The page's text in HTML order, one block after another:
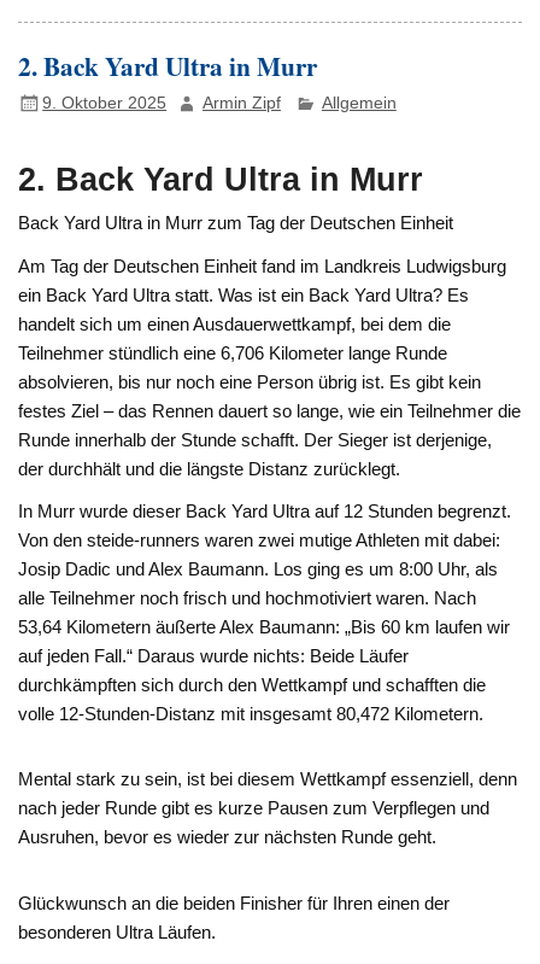
2. Back Yard Ultra in Murr
9. Oktober 2025 Armin Zipf Allgemein
2. Back Yard Ultra in Murr
Back Yard Ultra in Murr zum Tag der Deutschen Einheit
Am Tag der Deutschen Einheit fand im Landkreis Ludwigsburg
ein Back Yard Ultra statt. Was ist ein Back Yard Ultra? Es
handelt sich um einen Ausdauerwettkampf, bei dem die
Teilnehmer stündlich eine 6,706 Kilometer lange Runde
absolvieren, bis nur noch eine Person übrig ist. Es gibt kein
festes Ziel – das Rennen dauert so lange, wie ein Teilnehmer die
Runde innerhalb der Stunde schafft. Der Sieger ist derjenige,
der durchhält und die längste Distanz zurücklegt.
In Murr wurde dieser Back Yard Ultra auf 12 Stunden begrenzt.
Von den steide-runners waren zwei mutige Athleten mit dabei:
Josip Dadic und Alex Baumann. Los ging es um 8:00 Uhr, als
alle Teilnehmer noch frisch und hochmotiviert waren. Nach
53,64 Kilometern äußerte Alex Baumann: „Bis 60 km laufen wir
auf jeden Fall.“ Daraus wurde nichts: Beide Läufer
durchkämpften sich durch den Wettkampf und schafften die
volle 12-Stunden-Distanz mit insgesamt 80,472 Kilometern.
Mental stark zu sein, ist bei diesem Wettkampf essenziell, denn
nach jeder Runde gibt es kurze Pausen zum Verpflegen und
Ausruhen, bevor es wieder zur nächsten Runde geht.
Glückwunsch an die beiden Finisher für Ihren einen der
besonderen Ultra Läufen.